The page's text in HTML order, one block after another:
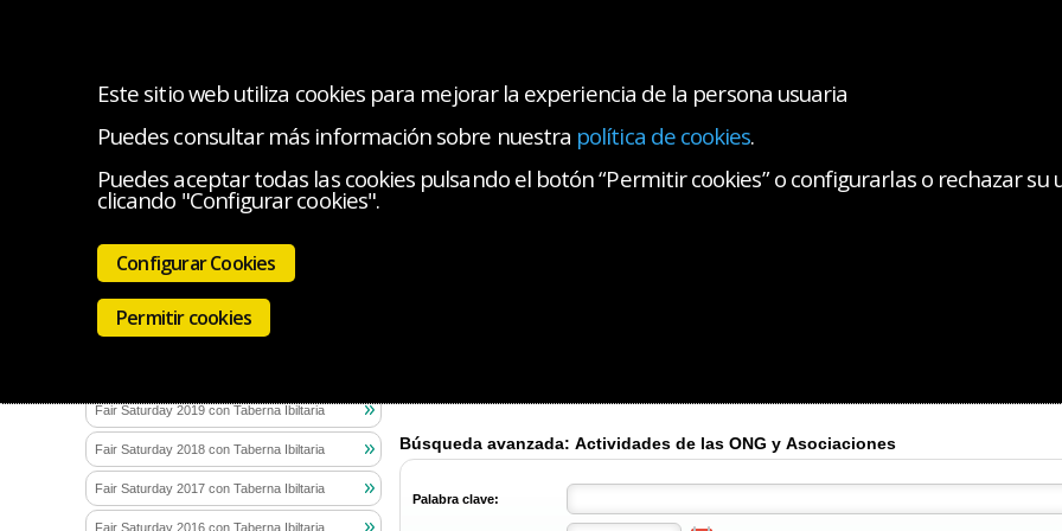
Este sitio web utiliza cookies para mejorar la experiencia de la persona usuaria
Puedes consultar más información sobre nuestra política de cookies.
Puedes aceptar todas las cookies pulsando el botón “Permitir cookies” o configurarlas o rechazar su
clicando "Configurar cookies".
Configurar Cookies
Permitir cookies
INICIO OFICINA SOLIDARIA DEL CMB IR A LA WEB DEL CMB
Búsqueda avanzada: Actividades de las ONG y Asociaciones
Palabra clave:
ONG y Asociaciones con las que
Proyectos ejecutados
Fair Saturday 2019 con Taberna Ibiltaria
Fair Saturday 2018 con Taberna Ibiltaria
Fair Saturday 2017 con Taberna Ibiltaria
Fair Saturday 2016 con Taberna Ibiltaria